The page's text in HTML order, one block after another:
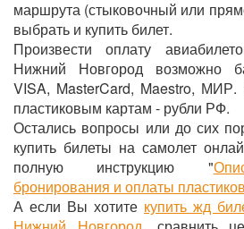
маршрута (стыковочный или
выбрать и купить билет.
Произвести оплату
Нижний Новгород возможно
VISA, MasterCard, Maestro,
пластиковым картам - рубли РФ.
Остались вопросы или до сих
купить билеты на самолет
полную инструкцию "
бронирования и оплаты
А если Вы хотите купить жд